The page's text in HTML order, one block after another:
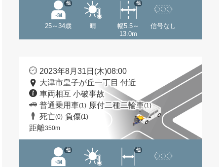
25～34歳
他
晴
幅5.5～
13.0m
他
信号なし
2023年8月31日(木)08:00
大津市皇子が丘一丁目 付近
車両相互 小破事故
普通乗用車(1) 原付二種二輪車(1)
死亡(0) 負傷(1)
距離350m
他 他